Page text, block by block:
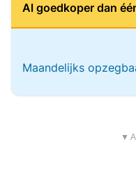
Al goedkoper dan
Maandelijks
▼